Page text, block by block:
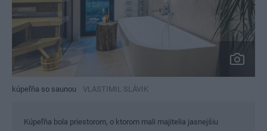
kúpeľňa so saunou VLASTIMIL SLÁVIK
Kúpeľňa bola priestorom, o ktorom mali majitelia jasnejšiu